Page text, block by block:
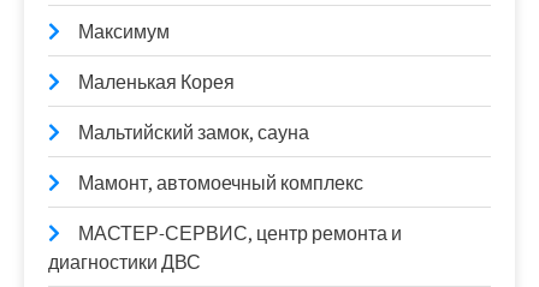
Максимум
Маленькая Корея
Мальтийский замок, сауна
Мамонт, автомоечный комплекс
МАСТЕР-СЕРВИС, центр ремонта и
диагностики ДВС